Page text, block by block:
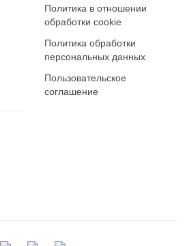
Политика в отношении
обработки cookie
Политика обработки
персональных данных
Пользовательское
соглашение